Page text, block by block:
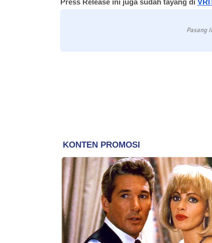
Press Release ini juga sudah tayang di
Pasang